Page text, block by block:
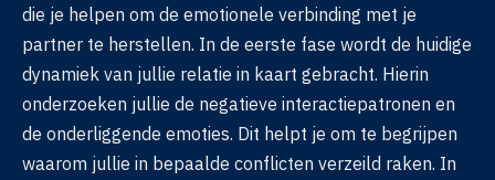
die je helpen om de emotionele verbinding met je
partner te herstellen. In de eerste fase wordt de huidige
dynamiek van jullie relatie in kaart gebracht. Hierin
onderzoeken jullie de negatieve interactiepatronen en
de onderliggende emoties. Dit helpt je om te begrijpen
waarom jullie in bepaalde conflicten verzeild raken. In